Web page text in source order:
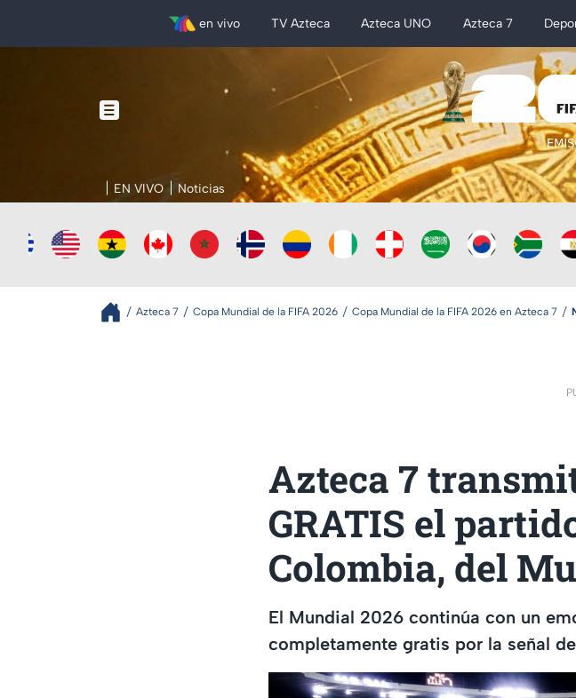
en vivo TV Azteca Azteca UNO Azteca 7
EN VIVO Noticias
Azteca 7 Copa Mundial de la FIFA 2026 Copa Mundial de la FIFA 2026 en Azteca 7
Azteca 7
GRATIS el
Colombia, del
El Mundial 2026 continúa con un
completamente gratis por la señal